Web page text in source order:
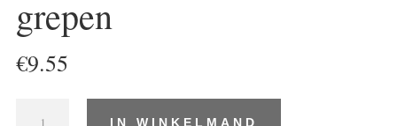
grepen
€9.55
IN WINKELMAND